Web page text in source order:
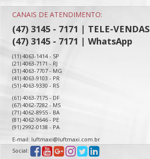
CANAIS DE ATENDIMENTO:
(47) 3145 - 7171 | TELE-VENDAS
(47) 3145 - 7171 | WhatsApp
(11) 4063-1414 - SP
(21) 4063-7171 - RJ
(31) 4063-7707 - MG
(41) 4063-9103 - PR
(51) 4063-9330 - RS
(61) 4063-7175 - DF
(67) 4062-7282 - MS
(71) 4062-8955 - BA
(81) 4062-9646 - PE
(91) 2992-0138 - PA
E-mail: luftmaxi@luftmaxi.com.br
Social: